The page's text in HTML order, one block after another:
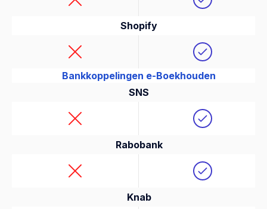
Shopify
Bankkoppelingen e-Boekhouden
SNS
Rabobank
Knab